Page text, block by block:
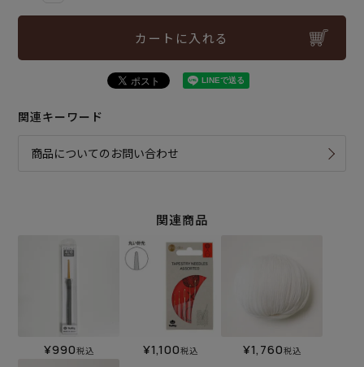
カートに入れる
関連キーワード
商品についてのお問い合わせ
関連商品
¥990税込 ¥1,100税込 ¥1,760税込